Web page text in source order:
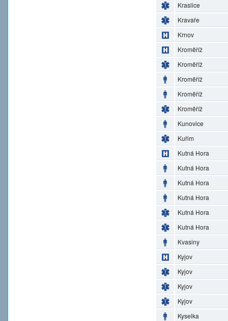
Kraslice
Kravaře
Krnov
Kroměříž
Kroměříž
Kroměříž
Kroměříž
Kroměříž
Kunovice
Kuřim
Kutná Hora
Kutná Hora
Kutná Hora
Kutná Hora
Kutná Hora
Kutná Hora
Kvasiny
Kyjov
Kyjov
Kyjov
Kyjov
Kyselka